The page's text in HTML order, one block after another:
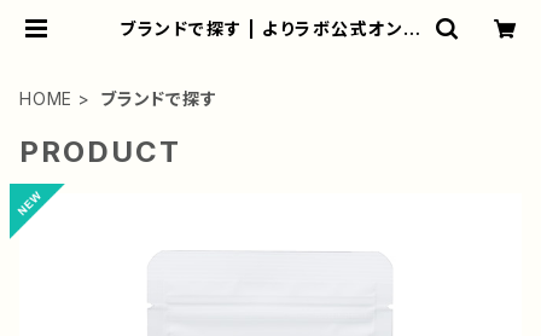
ブランドで探す | よりラボ公式オンラ
HOME ブランドで探す
PRODUCT